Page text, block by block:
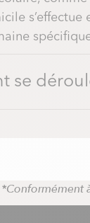
se
*Conformément